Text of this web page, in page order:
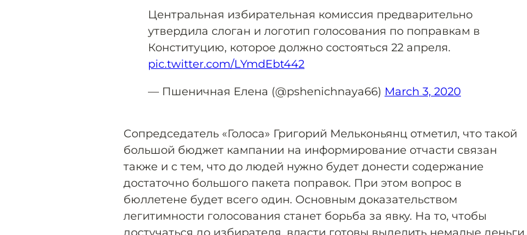
Центральная избирательная комиссия предварительно
утвердила слоган и логотип голосования по поправкам в
Конституцию, которое должно состояться 22 апреля.
pic.twitter.com/LYmdEbt442
— Пшеничная Елена (@pshenichnaya66) March 3, 2020
Сопредседатель «Голоса» Григорий Мельконьянц отметил, что такой
большой бюджет кампании на информирование отчасти связан
также и с тем, что до людей нужно будет донести содержание
достаточно большого пакета поправок. При этом вопрос в
бюллетене будет всего один. Основным доказательством
легитимности голосования станет борьба за явку. На то, чтобы